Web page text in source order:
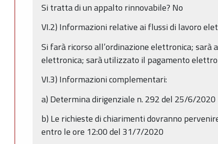
Si tratta di un appalto rinnovabile? No
VI.2) Informazioni relative ai flussi di lavoro
Si farà ricorso all’ordinazione elettronica;
elettronica; sarà utilizzato il pagamento
VI.3) Informazioni complementari:
a) Determina dirigenziale n. 292 del 25/6/2020
b) Le richieste di chiarimenti dovranno
entro le ore 12:00 del 31/7/2020